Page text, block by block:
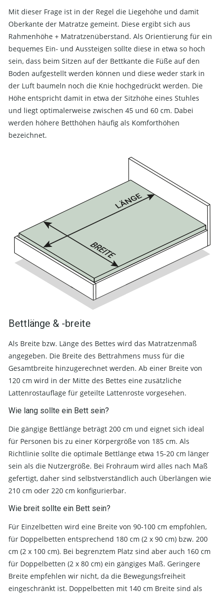
Mit dieser Frage ist in der Regel die Liegehöhe und damit
Oberkante der Matratze gemeint. Diese ergibt sich aus
Rahmenhöhe + Matratzenüberstand. Als Orientierung für ein
bequemes Ein- und Aussteigen sollte diese in etwa so hoch
sein, dass beim Sitzen auf der Bettkante die Füße auf den
Boden aufgestellt werden können und diese weder stark in
der Luft baumeln noch die Knie hochgedrückt werden. Die
Höhe entspricht damit in etwa der Sitzhöhe eines Stuhles
und liegt optimalerweise zwischen 45 und 60 cm. Dabei
werden höhere Betthöhen häufig als Komforthöhen
bezeichnet.
Bettlänge & -breite
Als Breite bzw. Länge des Bettes wird das Matratzenmaß
angegeben. Die Breite des Bettrahmens muss für die
Gesamtbreite hinzugerechnet werden. Ab einer Breite von
120 cm wird in der Mitte des Bettes eine zusätzliche
Lattenrostauflage für geteilte Lattenroste vorgesehen.
Wie lang sollte ein Bett sein?
Die gängige Bettlänge beträgt 200 cm und eignet sich ideal
für Personen bis zu einer Körpergröße von 185 cm. Als
Richtlinie sollte die optimale Bettlänge etwa 15-20 cm länger
sein als die Nutzergröße. Bei Frohraum wird alles nach Maß
gefertigt, daher sind selbstverständlich auch Überlängen wie
210 cm oder 220 cm konfigurierbar.
Wie breit sollte ein Bett sein?
Für Einzelbetten wird eine Breite von 90-100 cm empfohlen,
für Doppelbetten entsprechend 180 cm (2 x 90 cm) bzw. 200
cm (2 x 100 cm). Bei begrenztem Platz sind aber auch 160 cm
für Doppelbetten (2 x 80 cm) ein gängiges Maß. Geringere
Breite empfehlen wir nicht, da die Bewegungsfreiheit
eingeschränkt ist. Doppelbetten mit 140 cm Breite sind als